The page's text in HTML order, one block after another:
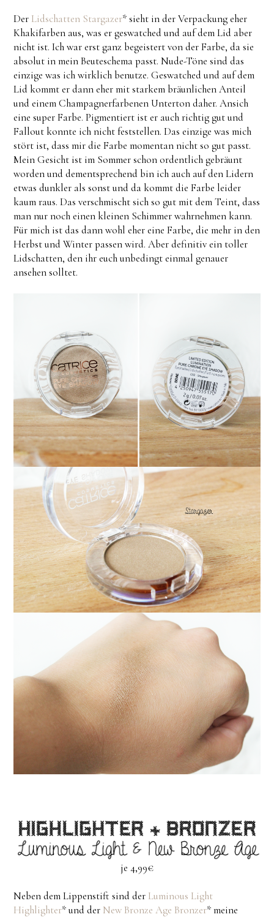
Der Lidschatten Stargazer* sieht in der Verpackung eher
Khakifarben aus, was er geswatched und auf dem Lid aber
nicht ist. Ich war erst ganz begeistert von der Farbe, da sie
absolut in mein Beuteschema passt. Nude-Töne sind das
einzige was ich wirklich benutze. Geswatched und auf dem
Lid kommt er dann eher mit starkem bräunlichen Anteil
und einem Champagnerfarbenen Unterton daher. Ansich
eine super Farbe. Pigmentiert ist er auch richtig gut und
Fallout konnte ich nicht feststellen. Das einzige was mich
stört ist, dass mir die Farbe momentan nicht so gut passt.
Mein Gesicht ist im Sommer schon ordentlich gebräunt
worden und dementsprechend bin ich auch auf den Lidern
etwas dunkler als sonst und da kommt die Farbe leider
kaum raus. Das verschmischt sich so gut mit dem Teint, dass
man nur noch einen kleinen Schimmer wahrnehmen kann.
Für mich ist das dann wohl eher eine Farbe, die mehr in den
Herbst und Winter passen wird. Aber definitiv ein toller
Lidschatten, den ihr euch unbedingt einmal genauer
ansehen solltet.
je 4,99€
Neben dem Lippenstift sind der Luminous Light
Highlighter* und der New Bronze Age Bronzer* meine